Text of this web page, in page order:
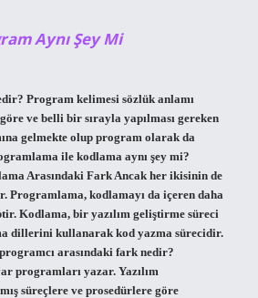
Aynı Şey Mi
Program kelimesi sözlük anlamı
ve belli bir sırayla yapılması gereken
gelmekte olup program olarak da
ile kodlama aynı şey mi?
Arasındaki Fark Ancak her ikisinin de
Programlama, kodlamayı da içeren daha
Kodlama, bir yazılım geliştirme süreci
dillerini kullanarak kod yazma sürecidir.
arasındaki fark nedir?
programları yazar. Yazılım
süreçlere ve prosedürlere göre